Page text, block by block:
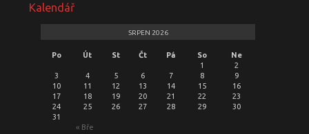
Kalendář
SRPEN 2026
Po Út St Čt Pá So Ne
« Bře
1
2
3
4 5 6 7 8
9
10
11 12 13 14 15
16
17
18 19 20 21 22
23
24
25 26 27 28 29
30
31